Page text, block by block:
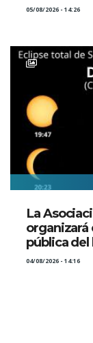
05/08/2026 - 14:26
La
organizará
pública del
04/08/2026 - 14:16